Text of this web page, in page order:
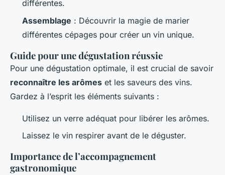
différentes.
Assemblage : Découvrir la magie de marier
différentes cépages pour créer un vin unique.
Guide pour une dégustation réussie
Pour une dégustation optimale, il est crucial de savoir
reconnaître les arômes et les saveurs des vins.
Gardez à l’esprit les éléments suivants :
Utilisez un verre adéquat pour libérer les arômes.
Laissez le vin respirer avant de le déguster.
Importance de l’accompagnement
gastronomique